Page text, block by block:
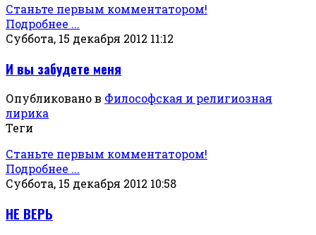
Станьте первым комментатором!
Подробнее ...
Суббота, 15 декабря 2012 11:12
И вы забудете меня
Опубликовано в Философская и религиозная
лирика
Теги
Станьте первым комментатором!
Подробнее ...
Суббота, 15 декабря 2012 10:58
НЕ ВЕРЬ